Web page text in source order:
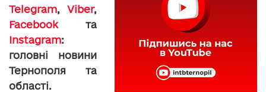
Telegram, Viber,
Facebookта
Instagram:
головні новини
Тернополя та
області.